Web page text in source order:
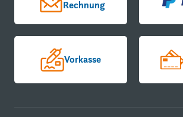
Rechnung
Vorkasse